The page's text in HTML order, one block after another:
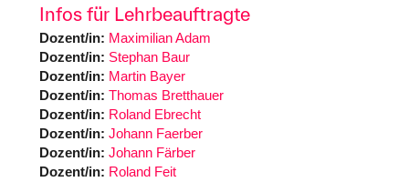
Infos für Lehrbeauftragte
Dozent/in: Maximilian Adam
Dozent/in: Stephan Baur
Dozent/in: Martin Bayer
Dozent/in: Thomas Bretthauer
Dozent/in: Roland Ebrecht
Dozent/in: Johann Faerber
Dozent/in: Johann Färber
Dozent/in: Roland Feit